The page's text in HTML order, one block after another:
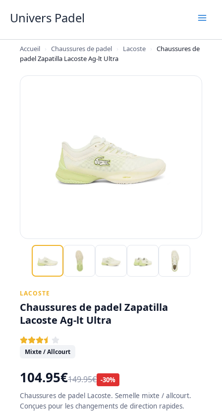
Univers Padel
Accueil › Chaussures de padel › Lacoste › Chaussures de
padel Zapatilla Lacoste Ag-lt Ultra
LACOSTE
Chaussures de padel Zapatilla
Lacoste Ag-lt Ultra
Mixte / Allcourt
104.95€149.95€ -30%
Chaussures de padel Lacoste. Semelle mixte / allcourt.
Conçues pour les changements de direction rapides.